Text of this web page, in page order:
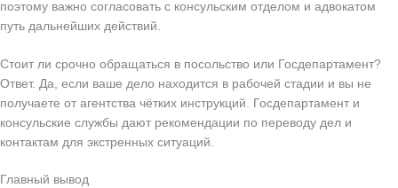
поэтому важно согласовать с консульским отделом и адвокатом
путь дальнейших действий.
Стоит ли срочно обращаться в посольство или Госдепартамент?
Ответ. Да, если ваше дело находится в рабочей стадии и вы не
получаете от агентства чётких инструкций. Госдепартамент и
консульские службы дают рекомендации по переводу дел и
контактам для экстренных ситуаций.
Главный вывод